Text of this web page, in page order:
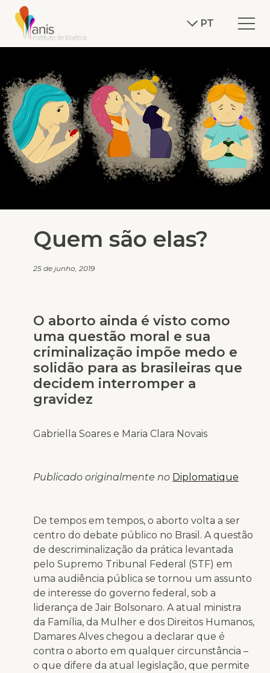
PT
Quem são elas?
25 de junho, 2019
O aborto ainda é visto como
uma questão moral e sua
criminalização impõe medo e
solidão para as brasileiras que
decidem interromper a
gravidez
Gabriella Soares e Maria Clara Novais
Publicado originalmente no Diplomatique
De tempos em tempos, o aborto volta a ser
centro do debate público no Brasil. A questão
de descriminalização da prática levantada
pelo Supremo Tribunal Federal (STF) em
uma audiência pública se tornou um assunto
de interesse do governo federal, sob a
liderança de Jair Bolsonaro. A atual ministra
da Família, da Mulher e dos Direitos Humanos,
Damares Alves chegou a declarar que é
contra o aborto em qualquer circunstância –
o que difere da atual legislação, que permite